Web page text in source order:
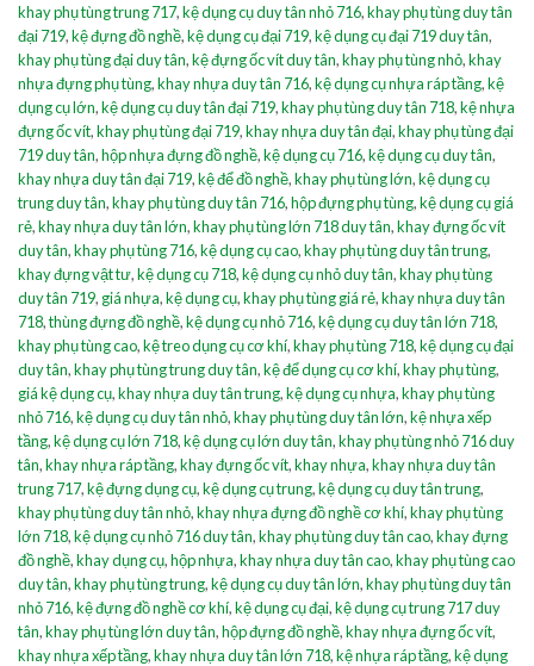
khay phụ tùng trung 717,kệ dụng cụ duy tân nhỏ 716,khay phụ tùng duy tân
đại 719,kệ đựng đồ nghề,kệ dụng cụ đại 719,kệ dụng cụ đại 719 duy tân,
khay phụ tùng đại duy tân,kệ đựng ốc vít duy tân,khay phụ tùng nhỏ,khay
nhựa đựng phụ tùng,khay nhựa duy tân 716,kệ dụng cụ nhựa ráp tầng,kệ
dụng cụ lớn,kệ dụng cụ duy tân đại 719,khay phụ tùng duy tân 718,kệ nhựa
đựng ốc vít,khay phụ tùng đại 719,khay nhựa duy tân đại,khay phụ tùng đại
719 duy tân,hộp nhựa đựng đồ nghề,kệ dụng cụ 716,kệ dụng cụ duy tân,
khay nhựa duy tân đại 719,kệ để đồ nghề,khay phụ tùng lớn,kệ dụng cụ
trung duy tân,khay phụ tùng duy tân 716,hộp đựng phụ tùng,kệ dụng cụ giá
rẻ,khay nhựa duy tân lớn,khay phụ tùng lớn 718 duy tân,khay đựng ốc vít
duy tân,khay phụ tùng 716,kệ dụng cụ cao,khay phụ tùng duy tân trung,
khay đựng vật tư,kệ dụng cụ 718,kệ dụng cụ nhỏ duy tân,khay phụ tùng
duy tân 719, giá nhựa,kệ dụng cụ,khay phụ tùng giá rẻ,khay nhựa duy tân
718,thùng đựng đồ nghề,kệ dụng cụ nhỏ 716,kệ dụng cụ duy tân lớn 718,
khay phụ tùng cao,kệ treo dụng cụ cơ khí,khay phụ tùng 718,kệ dụng cụ đại
duy tân,khay phụ tùng trung duy tân,kệ để dụng cụ cơ khí,khay phụ tùng,
giá kệ dụng cụ,khay nhựa duy tân trung,kệ dụng cụ nhựa,khay phụ tùng
nhỏ 716,kệ dụng cụ duy tân nhỏ,khay phụ tùng duy tân lớn,kệ nhựa xếp
tầng,kệ dụng cụ lớn 718,kệ dụng cụ lớn duy tân,khay phụ tùng nhỏ 716 duy
tân,khay nhựa ráp tầng,khay đựng ốc vít,khay nhựa,khay nhựa duy tân
trung 717,kệ đựng dụng cụ,kệ dụng cụ trung,kệ dụng cụ duy tân trung,
khay phụ tùng duy tân nhỏ,khay nhựa đựng đồ nghề cơ khí,khay phụ tùng
lớn 718,kệ dụng cụ nhỏ 716 duy tân,khay phụ tùng duy tân cao,khay đựng
đồ nghề,khay dụng cụ,hộp nhựa,khay nhựa duy tân cao,khay phụ tùng cao
duy tân,khay phụ tùng trung,kệ dụng cụ duy tân lớn,khay phụ tùng duy tân
nhỏ 716,kệ đựng đồ nghề cơ khí,kệ dụng cụ đại,kệ dụng cụ trung 717 duy
tân,khay phụ tùng lớn duy tân,hộp đựng đồ nghề,khay nhựa đựng ốc vít,
khay nhựa xếp tầng,khay nhựa duy tân lớn 718,kệ nhựa ráp tầng,kệ dụng